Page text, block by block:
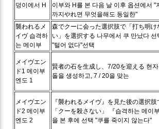
덩이에서 H
이부와 H를 본 다음 날 이후 옵션에서 "
까지やれ면 무엇을해도 동일한"
襲われるメ
イヴ습격하
는 메이부
森でクーに会った選択肢で「打ち明け
い」を選択する 나무에서 쿠 만났다 선
"털어 없다"선택
メイヴエン
ド1 메이부
엔도 1
賢者の石を生成し、7/20を迎える 현
돌을 생성하고, 7 / 20을 맞는
メイヴエン
ド2 메이부
엔도 2
『襲われるメイヴ』を見た後の選択肢
「クーを殺さない」
『습격하는 메이부
을 본 후에 선택 "쿠를 죽이지 않는다"